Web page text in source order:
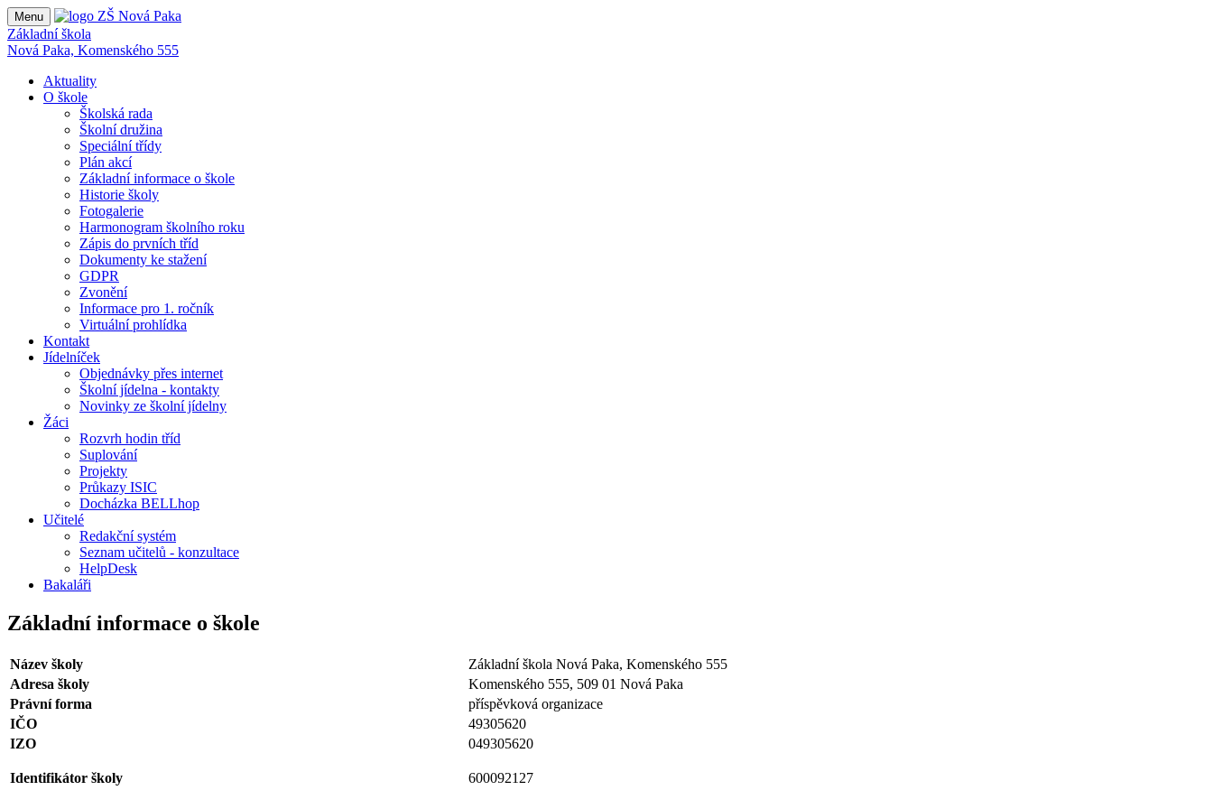
Menu
Základní škola
Nová Paka, Komenského 555
Aktuality
O škole
Školská rada
Školní družina
Speciální třídy
Plán akcí
Základní informace o škole
Historie školy
Fotogalerie
Harmonogram školního roku
Zápis do prvních tříd
Dokumenty ke stažení
GDPR
Zvonění
Informace pro 1. ročník
Virtuální prohlídka
Kontakt
Jídelníček
Objednávky přes internet
Školní jídelna - kontakty
Novinky ze školní jídelny
Žáci
Rozvrh hodin tříd
Suplování
Projekty
Průkazy ISIC
Docházka BELLhop
Učitelé
Redakční systém
Seznam učitelů - konzultace
HelpDesk
Bakaláři
Základní informace o škole
Název školy
Základní škola Nová Paka, Komenského 555
Adresa školy
Komenského 555, 509 01 Nová Paka
Právní forma
příspěvková organizace
IČO
49305620
IZO
049305620
Identifikátor školy 600092127